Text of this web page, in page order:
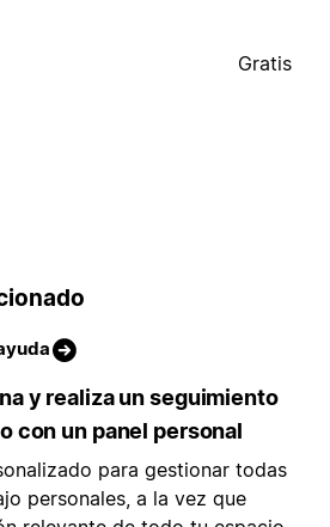
Gratis
y realiza un seguimiento
con un panel personal
para gestionar todas
personales, a la vez que